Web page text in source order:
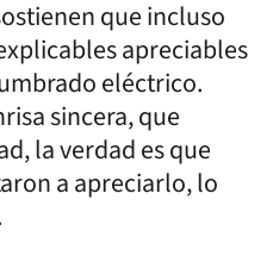
que incluso
apreciables
eléctrico.
sincera, que
la verdad es que
a apreciarlo, lo